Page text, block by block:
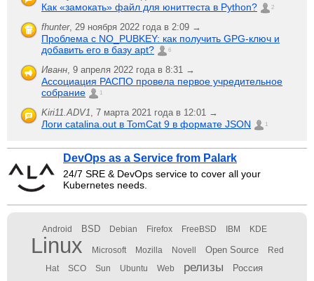
Как «замокать» файл для юниттеста в Python? 2
fhunter, 29 ноября 2022 года в 2:09 →
Проблема с NO_PUBKEY: как получить GPG-ключ и
добавить его в базу apt?
6
Иванн, 9 апреля 2022 года в 8:31 →
Ассоциация РАСПО провела первое учредительное
собрание
1
Kiri11.ADV1, 7 марта 2021 года в 12:01 →
Логи catalina.out в TomCat 9 в формате JSON 1
DevOps as a Service from Palark
24/7 SRE & DevOps service to cover all your
Kubernetes needs.
Android BSD Debian Firefox FreeBSD IBM KDE
Linux Microsoft Mozilla Novell Open Source Red
Hat SCO Sun Ubuntu Web релизы Россия